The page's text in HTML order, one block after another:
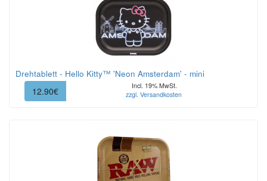
Drehtablett - Hello Kitty™ 'Neon Amsterdam' - mini
12.90€
Incl. 19% MwSt.
zzgl. Versandkosten